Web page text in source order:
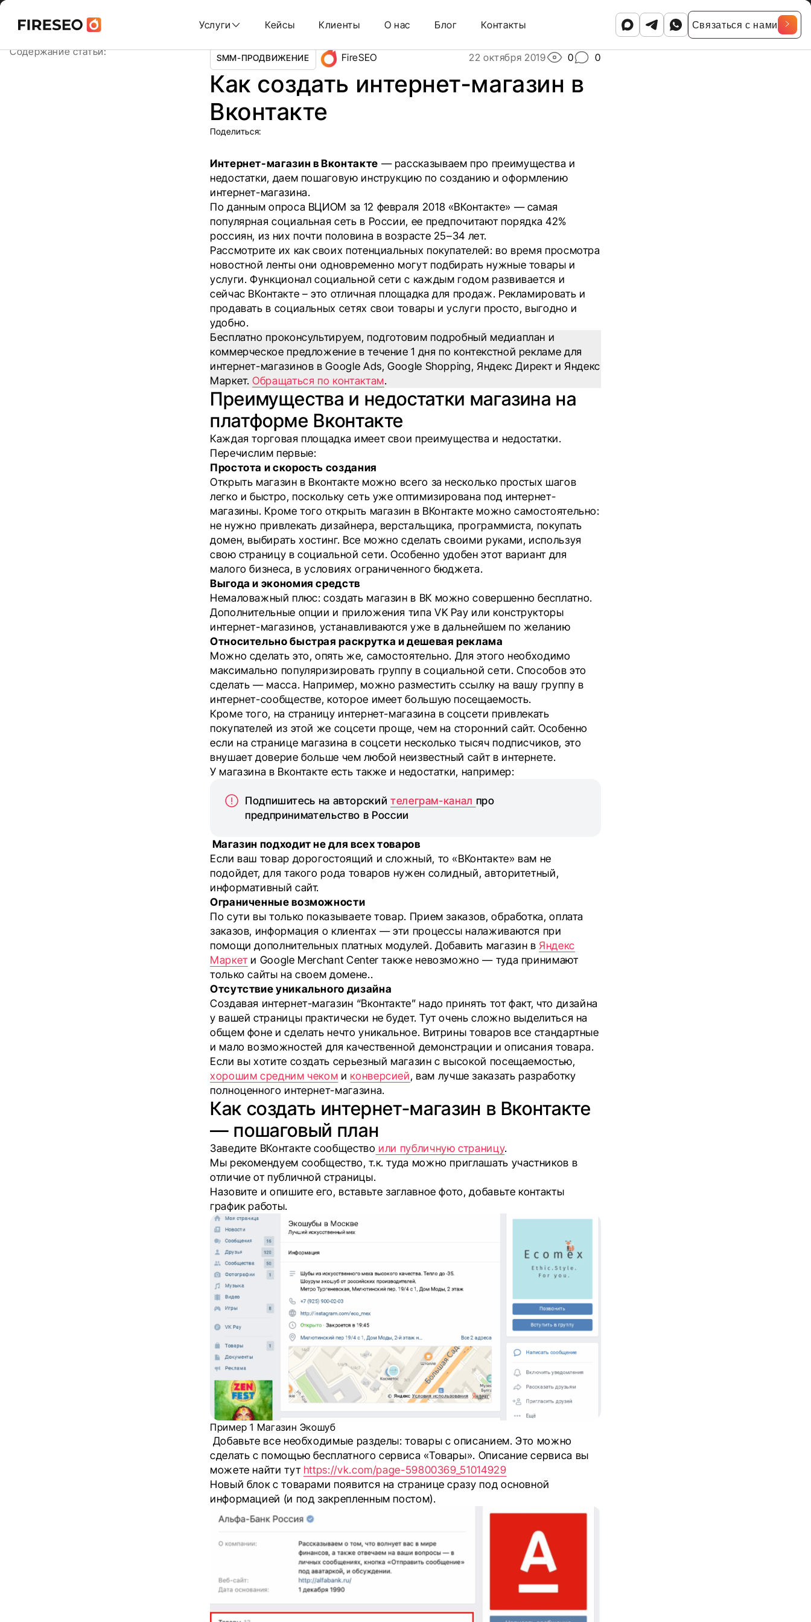
Skip
content
Услуги Кейсы Клиенты О нас Блог Контакты Связаться с нами
Ссылки
хлебных
Ссылки
хлебных
Содержание статьи: SMM-ПРОДВИЖЕНИЕ FireSEO 22 октября 2019 0 0
Как создать интернет-магазин в
Вконтакте
Поделиться:
Интернет-магазин в Вконтакте — рассказываем про преимущества и
недостатки, даем пошаговую инструкцию по созданию и оформлению
интернет-магазина.
По данным опроса ВЦИОМ за 12 февраля 2018 «ВКонтакте» — самая
популярная социальная сеть в России, ее предпочитают порядка 42%
россиян, из них почти половина в возрасте 25–34 лет.
Рассмотрите их как своих потенциальных покупателей: во время просмотра
новостной ленты они одновременно могут подбирать нужные товары и
услуги. Функционал социальной сети с каждым годом развивается и
сейчас ВКонтакте – это отличная площадка для продаж. Рекламировать и
продавать в социальных сетях свои товары и услуги просто, выгодно и
удобно.
Бесплатно проконсультируем, подготовим подробный медиаплан и
коммерческое предложение в течение 1 дня по контекстной рекламе для
интернет-магазинов в Google Ads, Google Shopping, Яндекс Директ и Яндекс
Маркет.Обращаться по контактам.
Преимущества и недостатки магазина на
платформе Вконтакте
Каждая торговая площадка имеет свои преимущества и недостатки.
Перечислим первые:
Простота и скорость создания
Открыть магазин в Вконтакте можно всего за несколько простых шагов
легко и быстро, поскольку сеть уже оптимизирована под интернет-
магазины. Кроме того открыть магазин в ВКонтакте можно самостоятельно:
не нужно привлекать дизайнера, верстальщика, программиста, покупать
домен, выбирать хостинг. Все можно сделать своими руками, используя
свою страницу в социальной сети. Особенно удобен этот вариант для
малого бизнеса, в условиях ограниченного бюджета.
Выгода и экономия средств
Немаловажный плюс: создать магазин в ВК можно совершенно бесплатно.
Дополнительные опции и приложения типа VK Pay или конструкторы
интернет-магазинов, устанавливаются уже в дальнейшем по желанию
Относительно быстрая раскрутка и дешевая реклама
Можно сделать это, опять же, самостоятельно. Для этого необходимо
максимально популяризировать группу в социальной сети. Способов это
сделать — масса. Например, можно разместить ссылку на вашу группу в
интернет-сообществе, которое имеет большую посещаемость.
Кроме того, на страницу интернет-магазина в соцсети привлекать
покупателей из этой же соцсети проще, чем на сторонний сайт. Особенно
если на странице магазина в соцсети несколько тысяч подписчиков, это
внушает доверие больше чем любой неизвестный сайт в интернете.
У магазина в Вконтакте есть также и недостатки, например:
Подпишитесь на авторский телеграм-канал про
предпринимательство в России
Магазин подходит не для всех товаров
Если ваш товар дорогостоящий и сложный, то «ВКонтакте» вам не
подойдет, для такого рода товаров нужен солидный, авторитетный,
информативный сайт.
Ограниченные возможности
По сути вы только показываете товар. Прием заказов, обработка, оплата
заказов, информация о клиентах — эти процессы налаживаются при
помощи дополнительных платных модулей. Добавить магазин в Яндекс
Маркет и Google Merchant Center также невозможно — туда принимают
только сайты на своем домене..
Отсутствие уникального дизайна
Создавая интернет-магазин “Вконтакте” надо принять тот факт, что дизайна
у вашей страницы практически не будет. Тут очень сложно выделиться на
общем фоне и сделать нечто уникальное. Витрины товаров все стандартные
и мало возможностей для качественной демонстрации и описания товара.
Если вы хотите создать серьезный магазин с высокой посещаемостью,
хорошим средним чеком и конверсией, вам лучше заказать разработку
полноценного интернет-магазина.
Как создать интернет-магазин в Вконтакте
— пошаговый план
Заведите ВКонтакте сообщество или публичную страницу.
Мы рекомендуем сообщество, т.к. туда можно приглашать участников в
отличие от публичной страницы.
Назовите и опишите его, вставьте заглавное фото, добавьте контакты
график работы.
Пример 1 Магазин Экошуб
Добавьте все необходимые разделы: товары с описанием. Это можно
сделать с помощью бесплатного сервиса «Товары». Описание сервиса вы
можете найти тут https://vk.com/page-59800369_51014929
Новый блок с товарами появится на странице сразу под основной
информацией (и под закрепленным постом).